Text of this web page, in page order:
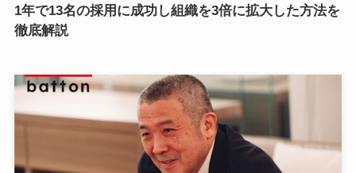
1年で13名の採用に成功し組織を3倍に拡大した方法を
徹底解説